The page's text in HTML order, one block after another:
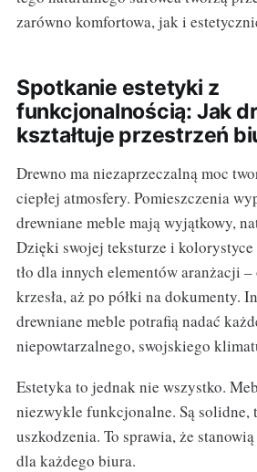
zarówno komfortowa, jak i
Spotkanie estetyki z
funkcjonalnością: Jak
kształtuje przestrzeń
Drewno ma niezaprzeczalną moc
ciepłej atmosfery. Pomieszczenia
drewniane meble mają wyjątkowy,
Dzięki swojej teksturze i kolorystyce
tło dla innych elementów aranżacji
krzesła, aż po półki na dokumenty.
drewniane meble potrafią nadać
niepowtarzalnego, swojskiego
Estetyka to jednak nie wszystko.
niezwykle funkcjonalne. Są solidne,
uszkodzenia. To sprawia, że
dla każdego biura.